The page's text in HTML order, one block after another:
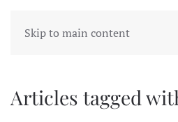
Skip to main content
Articles tagged